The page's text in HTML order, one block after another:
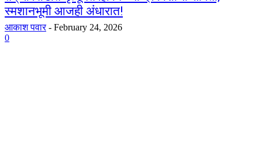
स्मशानभूमी आजही अंधारात!
आकाश पवार - February 24, 2026
0